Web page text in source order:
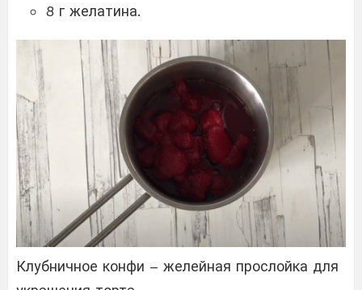
8 г желатина.
Клубничное конфи – желейная прослойка для